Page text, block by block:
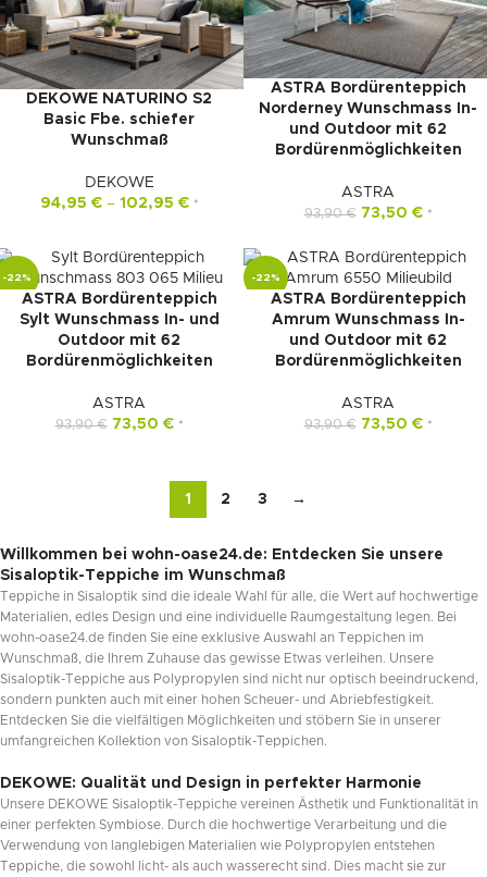
DEKOWE NATURINO S2
Basic Fbe. schiefer
Wunschmaß
DEKOWE
94,95 €– 102,95 € *
ASTRA Bordürenteppich
Norderney Wunschmass In-
und Outdoor mit 62
Bordürenmöglichkeiten
ASTRA
93,90€ 73,50 € *
-22%
ASTRA Bordürenteppich
Sylt Wunschmass In- und
Outdoor mit 62
Bordürenmöglichkeiten
ASTRA
93,90€ 73,50 € *
-22%
ASTRA Bordürenteppich
Amrum Wunschmass In-
und Outdoor mit 62
Bordürenmöglichkeiten
ASTRA
93,90€ 73,50 € *
1 2 3 →
Willkommen bei wohn-oase24.de: Entdecken Sie unsere
Sisaloptik-Teppiche im Wunschmaß
Teppiche in Sisaloptik sind die ideale Wahl für alle, die Wert auf hochwertige
Materialien, edles Design und eine individuelle Raumgestaltung legen. Bei
wohn-oase24.de finden Sie eine exklusive Auswahl an Teppichen im
Wunschmaß, die Ihrem Zuhause das gewisse Etwas verleihen. Unsere
Sisaloptik-Teppiche aus Polypropylen sind nicht nur optisch beeindruckend,
sondern punkten auch mit einer hohen Scheuer- und Abriebfestigkeit.
Entdecken Sie die vielfältigen Möglichkeiten und stöbern Sie in unserer
umfangreichen Kollektion von Sisaloptik-Teppichen.
DEKOWE: Qualität und Design in perfekter Harmonie
Unsere DEKOWE Sisaloptik-Teppiche vereinen Ästhetik und Funktionalität in
einer perfekten Symbiose. Durch die hochwertige Verarbeitung und die
Verwendung von langlebigen Materialien wie Polypropylen entstehen
Teppiche, die sowohl licht- als auch wasserecht sind. Dies macht sie zur